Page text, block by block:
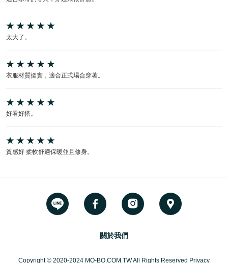
太大了。
衣服材質挺實，適合正式場合穿著。
好看好搭。
質感好 柔軟舒適保暖並且修身。
關於我們
Copyright © 2020-2024 MO-BO.COM.TW All Rights Reserved Privacy